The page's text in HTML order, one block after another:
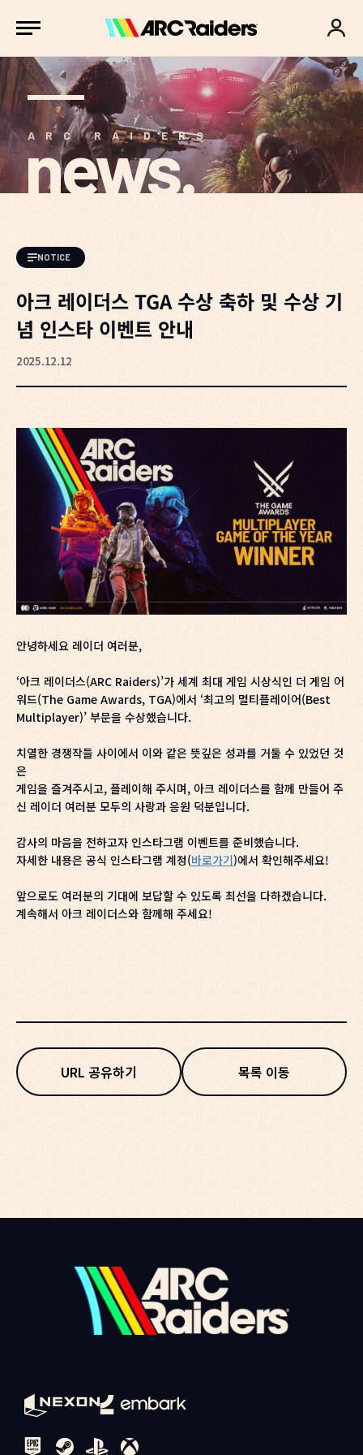
ARC RAIDERS
news.
NOTICE
아크 레이더스 TGA 수상 축하 및 수상 기
념 인스타 이벤트 안내
2025.12.12
안녕하세요 레이더 여러분,
‘아크 레이더스(ARC Raiders)’가 세계 최대 게임 시상식인 더 게임 어
워드(The Game Awards, TGA)에서 ‘최고의 멀티플레이어(Best
Multiplayer)’ 부문을 수상했습니다.
치열한 경쟁작들 사이에서 이와 같은 뜻깊은 성과를 거둘 수 있었던 것
은
게임을 즐겨주시고, 플레이해 주시며, 아크 레이더스를 함께 만들어 주
신 레이더 여러분 모두의 사랑과 응원 덕분입니다.
감사의 마음을 전하고자 인스타그램 이벤트를 준비했습니다.
자세한 내용은 공식 인스타그램 계정(바로가기)에서 확인해주세요!
앞으로도 여러분의 기대에 보답할 수 있도록 최선을 다하겠습니다.
계속해서 아크 레이더스와 함께해 주세요!
URL 공유하기 목록 이동